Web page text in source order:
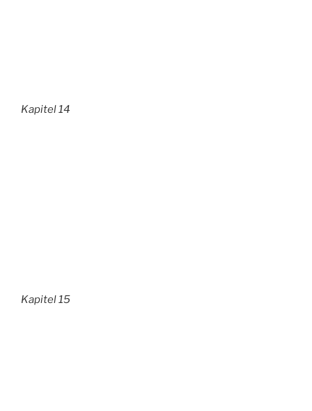
Kapitel 14
Kapitel 15